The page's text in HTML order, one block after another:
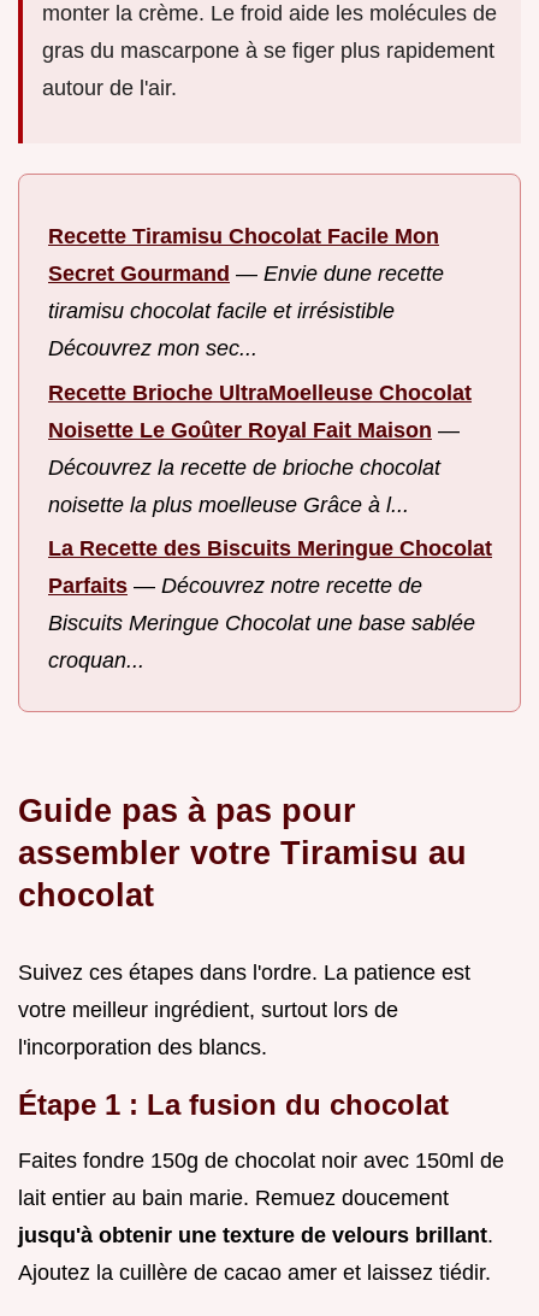
monter la crème. Le froid aide les molécules de
gras du mascarpone à se figer plus rapidement
autour de l'air.
Recette Tiramisu Chocolat Facile Mon
Secret Gourmand — Envie dune recette
tiramisu chocolat facile et irrésistible
Découvrez mon sec...
Recette Brioche UltraMoelleuse Chocolat
Noisette Le Goûter Royal Fait Maison —
Découvrez la recette de brioche chocolat
noisette la plus moelleuse Grâce à l...
La Recette des Biscuits Meringue Chocolat
Parfaits — Découvrez notre recette de
Biscuits Meringue Chocolat une base sablée
croquan...
Guide pas à pas pour
assembler votre Tiramisu au
chocolat
Suivez ces étapes dans l'ordre. La patience est
votre meilleur ingrédient, surtout lors de
l'incorporation des blancs.
Étape 1 : La fusion du chocolat
Faites fondre 150g de chocolat noir avec 150ml de
lait entier au bain marie. Remuez doucement
jusqu'à obtenir une texture de velours brillant.
Ajoutez la cuillère de cacao amer et laissez tiédir.